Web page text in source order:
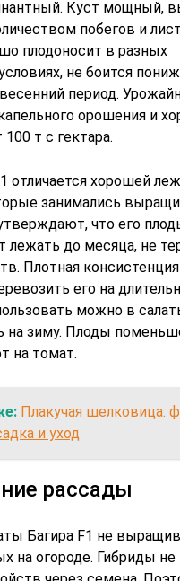
Куст мощный,
побегов и
плодоносит в разных
не боится
период.
орошения и
100 т с гектара.
отличается хорошей
занимались
что его
лежать до месяца, не
Плотная
его на
можно в
на зиму. Плоды
на томат.
Плакучая шелковица:
и уход
рассады
Багира F1 не
на огороде. Гибриды